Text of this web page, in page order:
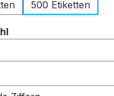
500 Etiketten
auswählen